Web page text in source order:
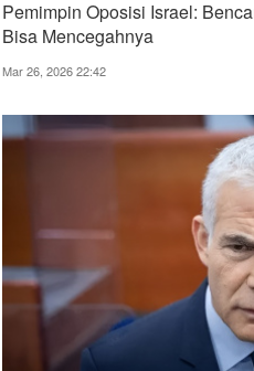
Pemimpin Oposisi Israel:
Bisa Mencegahnya
Mar 26, 2026 22:42